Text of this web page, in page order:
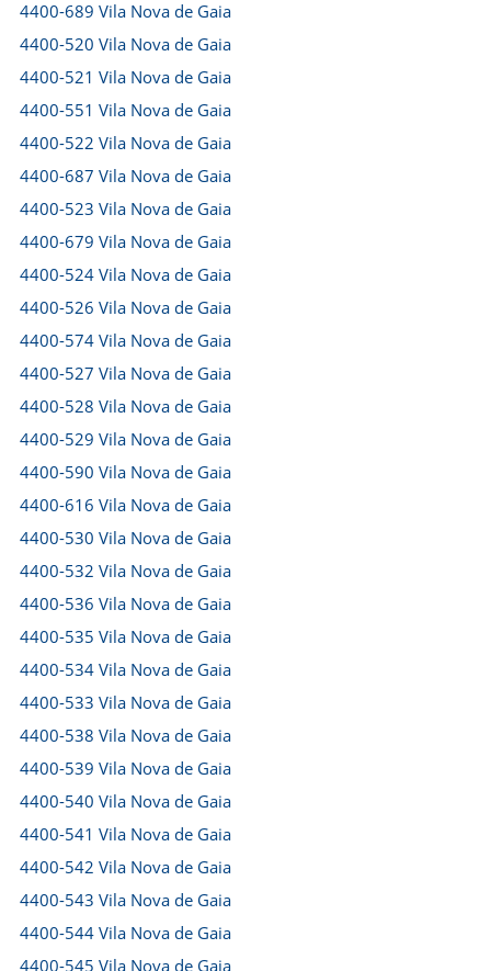
4400-689 Vila Nova de Gaia
4400-520 Vila Nova de Gaia
4400-521 Vila Nova de Gaia
4400-551 Vila Nova de Gaia
4400-522 Vila Nova de Gaia
4400-687 Vila Nova de Gaia
4400-523 Vila Nova de Gaia
4400-679 Vila Nova de Gaia
4400-524 Vila Nova de Gaia
4400-526 Vila Nova de Gaia
4400-574 Vila Nova de Gaia
4400-527 Vila Nova de Gaia
4400-528 Vila Nova de Gaia
4400-529 Vila Nova de Gaia
4400-590 Vila Nova de Gaia
4400-616 Vila Nova de Gaia
4400-530 Vila Nova de Gaia
4400-532 Vila Nova de Gaia
4400-536 Vila Nova de Gaia
4400-535 Vila Nova de Gaia
4400-534 Vila Nova de Gaia
4400-533 Vila Nova de Gaia
4400-538 Vila Nova de Gaia
4400-539 Vila Nova de Gaia
4400-540 Vila Nova de Gaia
4400-541 Vila Nova de Gaia
4400-542 Vila Nova de Gaia
4400-543 Vila Nova de Gaia
4400-544 Vila Nova de Gaia
4400-545 Vila Nova de Gaia